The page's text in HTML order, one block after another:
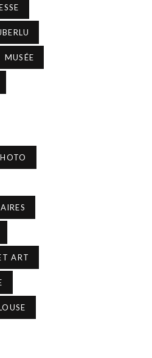
MUSÉE
ART